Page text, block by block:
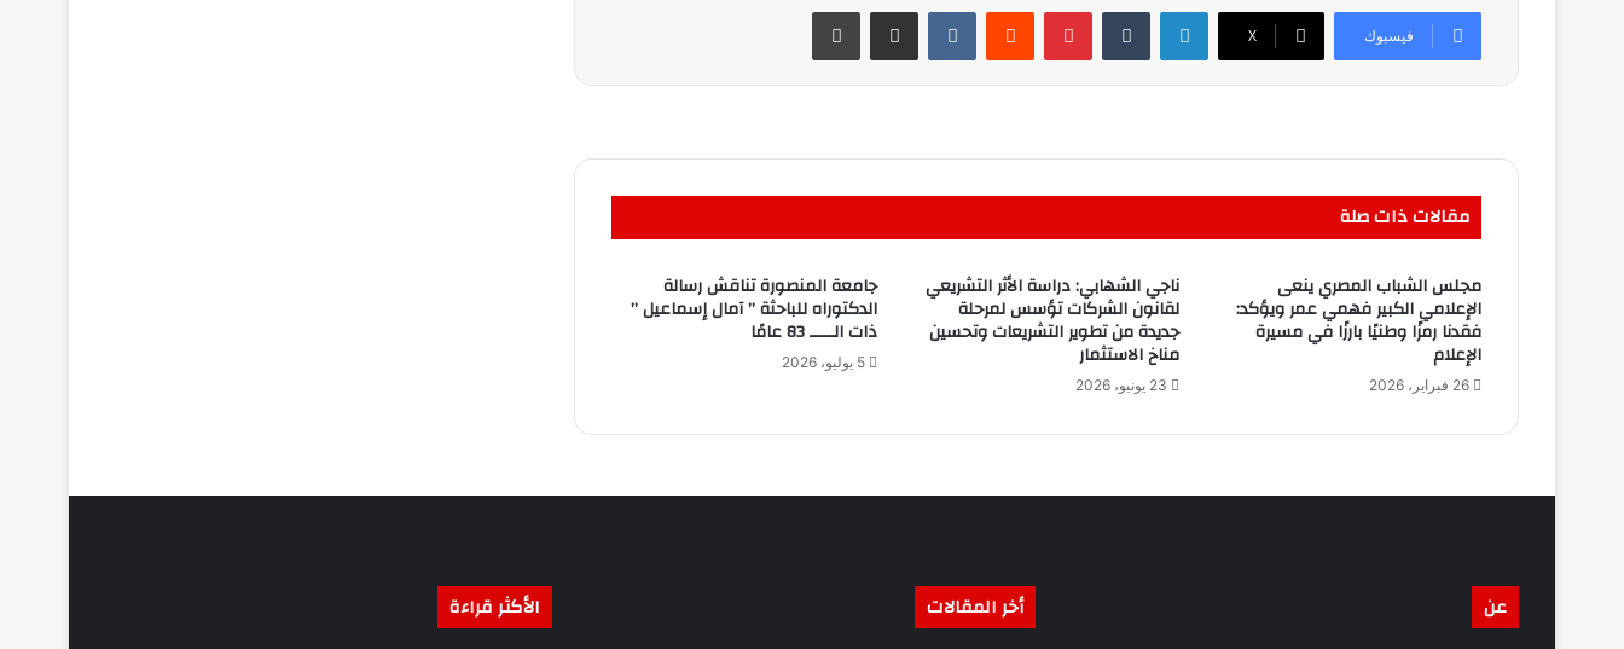
فيسبوك ‫X
لينكدإن بينتيريست مشاركة عبر البريد طباعة
مقالات ذات صلة
مجلس الشباب المصري ينعى
الإعلامي الكبير فهمي عمر ويؤكد:
فقدنا رمزًا وطنيًا بارزًا في مسيرة
الإعلام
26 فبراير، 2026
ناجي الشهابي: دراسة الأثر التشريعي
لقانون الشركات تؤسس لمرحلة
جديدة من تطوير التشريعات وتحسين
مناخ الاستثمار
23 يونيو، 2026
جامعة المنصورة تناقش رسالة
الدكتوراه للباحثة ” آمال إسماعيل ”
ذات الـــــ 83 عامًا
5 يوليو، 2026
عن أخر المقالات الأكثر قراءة